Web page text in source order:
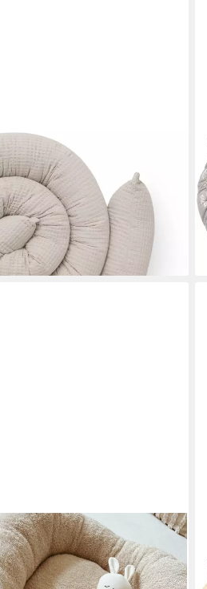
(Kuschelschlange,
Bettschlange Baby
dir
beige I Babynest I